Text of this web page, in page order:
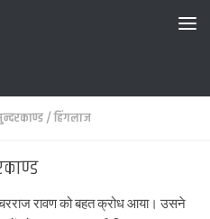
/हिंगलाज
रावण को बहत क्रोध आया। उसने